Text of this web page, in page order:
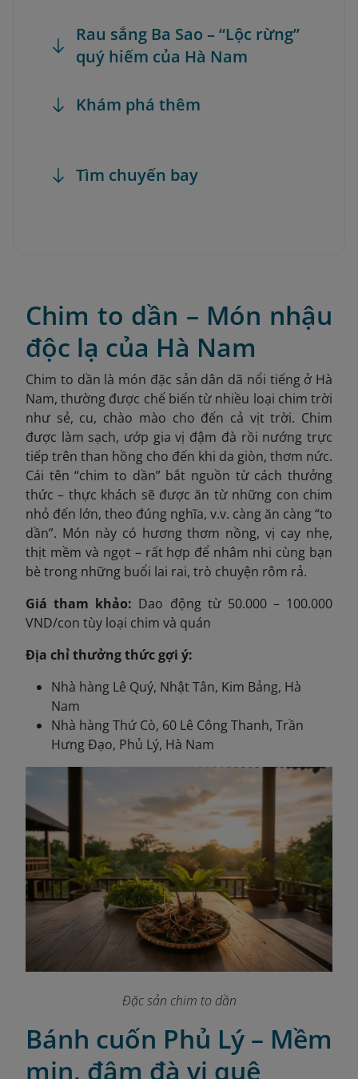
Rau sắng Ba Sao – “Lộc rừng”
quý hiếm của Hà Nam
Khám phá thêm
Tìm chuyến bay
Chim to dần – Món nhậu
độc lạ của Hà Nam
Chim to dần là món đặc sản dân dã nổi tiếng ở Hà
Nam, thường được chế biến từ nhiều loại chim trời
như sẻ, cu, chào mào cho đến cả vịt trời. Chim
được làm sạch, ướp gia vị đậm đà rồi nướng trực
tiếp trên than hồng cho đến khi da giòn, thơm nức.
Cái tên “chim to dần” bắt nguồn từ cách thưởng
thức – thực khách sẽ được ăn từ những con chim
nhỏ đến lớn, theo đúng nghĩa, v.v. càng ăn càng “to
dần”. Món này có hương thơm nồng, vị cay nhẹ,
thịt mềm và ngọt – rất hợp để nhâm nhi cùng bạn
bè trong những buổi lai rai, trò chuyện rôm rả.
Giá tham khảo: Dao động từ 50.000 – 100.000
VND/con tùy loại chim và quán
Địa chỉ thưởng thức gợi ý:
Nhà hàng Lê Quý, Nhật Tân, Kim Bảng, Hà
Nam
Nhà hàng Thứ Cò, 60 Lê Công Thanh, Trần
Hưng Đạo, Phủ Lý, Hà Nam
Đặc sản chim to dần
Bánh cuốn Phủ Lý – Mềm
mịn, đậm đà vị quê